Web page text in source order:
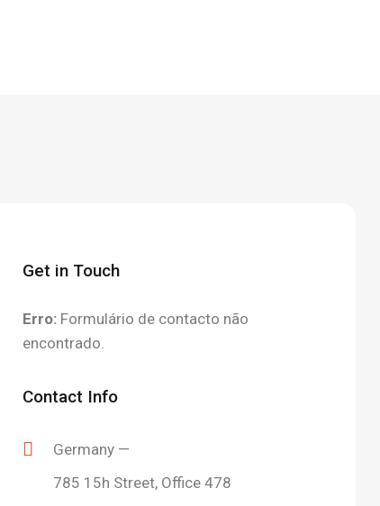
Get in Touch
Erro: Formulário de contacto não
encontrado.
Contact Info
Germany —
785 15h Street, Office 478